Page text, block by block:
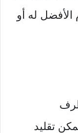
الأفضل له أو
تقليد